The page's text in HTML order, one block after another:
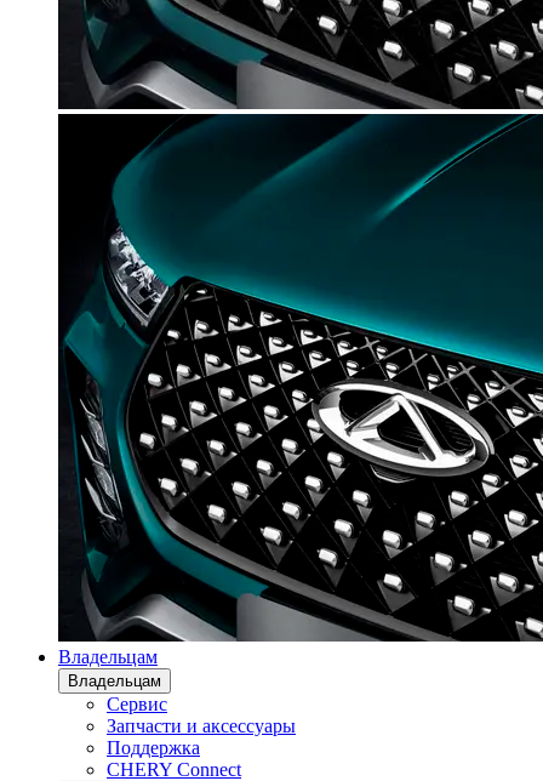
Владельцам
Владельцам
Сервис
Запчасти и аксессуары
Поддержка
CHERY Connect